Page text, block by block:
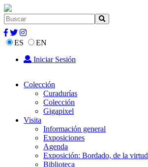
ES
EN
Iniciar Sesión
Colección
Curadurías
Colección
Gigapixel
Visita
Información general
Exposiciones
Agenda
Exposición: Bordado, de la virtud
Biblioteca